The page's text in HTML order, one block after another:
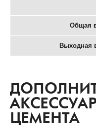
Общая
Выходная
ЦЕМЕНТА